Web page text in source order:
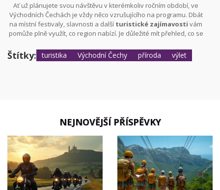
aby se nadechli čerstvého vzduchu a unikli každodennímu
shonu," vysvětluje jistý místní horský průvodce. Udržované
běžkařské trasy a zimní turistické stezky nabízejí
nezapomenutelné zážitky i pro ty, kdo lyžovat nechtějí.
Ať už plánujete svou návštěvu v kterémkoliv ročním období, ve
Východních Čechách je vždy něco vzrušujícího na programu. Dbát
na místní festivaly, slavnosti a další turistické zajímavosti vám
pomůže plně využít, co region nabízí. Je důležité mít přehled, co se
abyste si co nejvíce užili svůj výlet.
Štítky: turistika Východní Čechy příroda výlet
NEJNOVĚJŠÍ PŘÍSPĚVKY